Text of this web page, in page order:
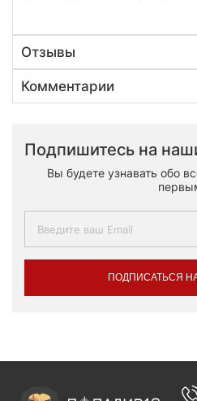
Отзывы
Комментарии
Подпишитесь на
Вы будете узнавать обо
ПОДПИСАТЬСЯ